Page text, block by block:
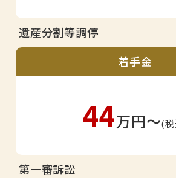
遺産分割等調停
着手金
44万円〜(
第一審訴訟